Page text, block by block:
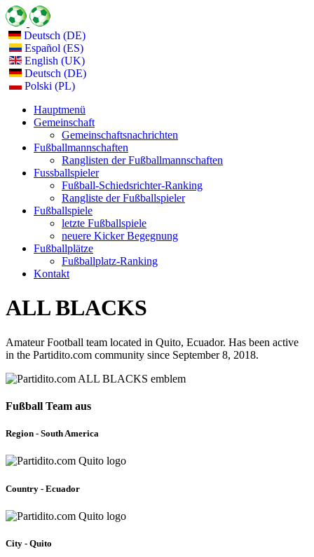
Deutsch (DE)
Español (ES)
English (UK)
Deutsch (DE)
Polski (PL)
Hauptmenü
Gemeinschaft
Gemeinschaftsnachrichten
Fußballmannschaften
Ranglisten der Fußballmannschaften
Fussballspieler
Fußball-Schiedsrichter-Ranking
Rangliste der Fußballspieler
Fußballspiele
letzte Fußballspiele
neuere Kicker Begegnung
Fußballplätze
Fußballplatz-Ranking
Kontakt
ALL BLACKS
Amateur Football team located in Quito, Ecuador. Has been active
in the Partidito.com community since September 8, 2018.
Fußball Team aus
Region - South America
Country - Ecuador
City - Quito